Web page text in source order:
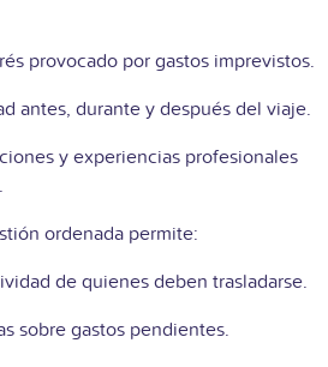
provocado por gastos imprevistos.
antes, durante y después del viaje.
y experiencias profesionales
ordenada permite:
de quienes deben trasladarse.
sobre gastos pendientes.